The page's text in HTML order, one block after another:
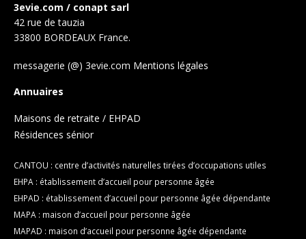
3evie.com / conapt sarl
42 rue de tauzia
33800 BORDEAUX France.
messagerie (@) 3evie.com Mentions légales
Annuaires
Maisons de retraite / EHPAD
Résidences sénior
CANTOU : centre d’activités naturelles tirées d’occupations utiles
EHPA : établissement d’accueil pour personne âgée
EHPAD : établissement d’accueil pour personne âgée dépendante
MAPA : maison d’accueil pour personne âgée
MAPAD : maison d’accueil pour personne âgée dépendante